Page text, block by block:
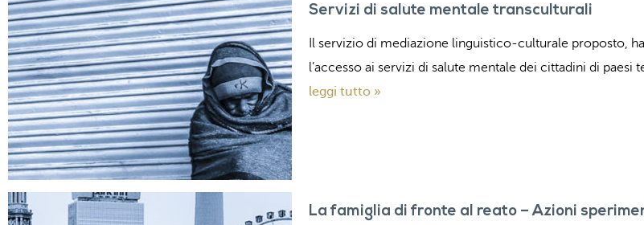
Servizi di salute mentale transculturali
Il servizio di mediazione linguistico-culturale proposto,
l’accesso ai servizi di salute mentale dei cittadini di paesi
leggi tutto »
La famiglia di fronte al reato – Azioni